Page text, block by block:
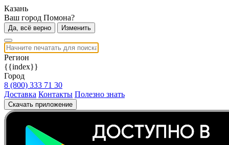
Казань
Ваш город Помона?
Да, всё верно Изменить
Регион
{{index}}
Город
8 (800) 333 71 30
Доставка Контакты Полезно знать
Скачать приложение